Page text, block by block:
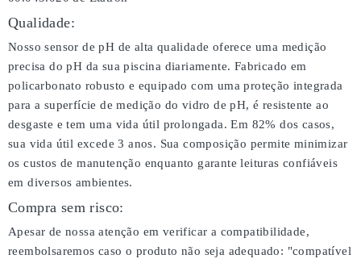
Qualidade:
Nosso sensor de pH de alta qualidade oferece uma medição
precisa do pH da sua piscina diariamente. Fabricado em
policarbonato robusto e equipado com uma proteção integrada
para a superfície de medição do vidro de pH, é resistente ao
desgaste e tem uma vida útil prolongada. Em 82% dos casos,
sua vida útil excede 3 anos. Sua composição permite minimizar
os custos de manutenção enquanto garante leituras confiáveis
em diversos ambientes.
Compra sem risco:
Apesar de nossa atenção em verificar a compatibilidade,
reembolsaremos caso o produto não seja adequado: "compatível